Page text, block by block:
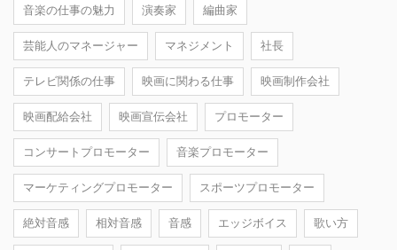
音楽の仕事の魅力 演奏家 編曲家
芸能人のマネージャー マネジメント 社長
テレビ関係の仕事 映画に関わる仕事 映画制作会社
映画配給会社 映画宣伝会社 プロモーター
コンサートプロモーター 音楽プロモーター
マーケティングプロモーター スポーツプロモーター
絶対音感 相対音感 音感 エッジボイス 歌い方